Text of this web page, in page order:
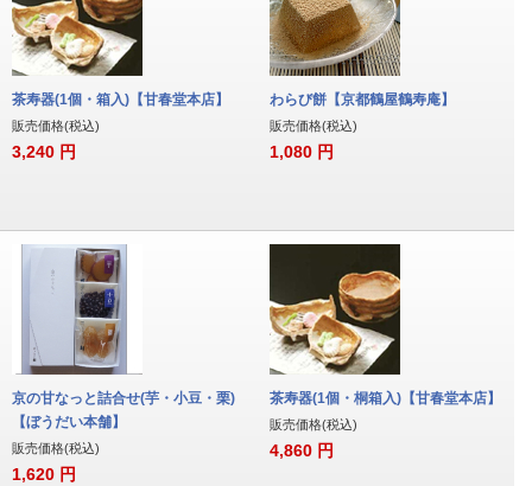
茶寿器(1個・箱入)【甘春堂本店】
販売価格(税込)
3,240 円
わらび餅【京都鶴屋鶴寿庵】
販売価格(税込)
1,080 円
京の甘なっと詰合せ(芋・小豆・栗)
【ぼうだい本舗】
販売価格(税込)
1,620 円
茶寿器(1個・桐箱入)【甘春堂本店】
販売価格(税込)
4,860 円